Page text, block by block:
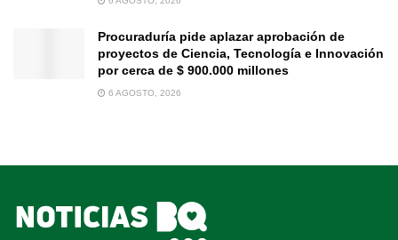
Procuraduría pide aplazar aprobación de
proyectos de Ciencia, Tecnología e Innovación
por cerca de $ 900.000 millones
6 AGOSTO, 2026